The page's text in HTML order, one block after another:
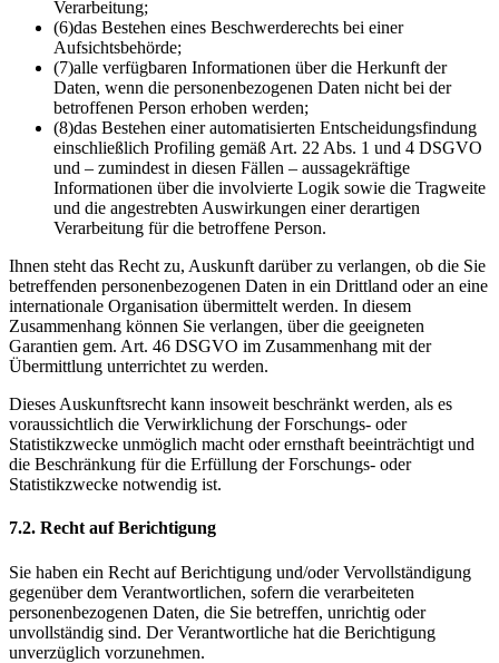
Verarbeitung;
(6)das Bestehen eines Beschwerderechts bei einer
Aufsichtsbehörde;
(7)alle verfügbaren Informationen über die Herkunft der
Daten, wenn die personenbezogenen Daten nicht bei der
betroffenen Person erhoben werden;
(8)das Bestehen einer automatisierten Entscheidungsfindung
einschließlich Profiling gemäß Art. 22 Abs. 1 und 4 DSGVO
und – zumindest in diesen Fällen – aussagekräftige
Informationen über die involvierte Logik sowie die Tragweite
und die angestrebten Auswirkungen einer derartigen
Verarbeitung für die betroffene Person.
Ihnen steht das Recht zu, Auskunft darüber zu verlangen, ob die Sie
betreffenden personenbezogenen Daten in ein Drittland oder an eine
internationale Organisation übermittelt werden. In diesem
Zusammenhang können Sie verlangen, über die geeigneten
Garantien gem. Art. 46 DSGVO im Zusammenhang mit der
Übermittlung unterrichtet zu werden.
Dieses Auskunftsrecht kann insoweit beschränkt werden, als es
voraussichtlich die Verwirklichung der Forschungs- oder
Statistikzwecke unmöglich macht oder ernsthaft beeinträchtigt und
die Beschränkung für die Erfüllung der Forschungs- oder
Statistikzwecke notwendig ist.
7.2. Recht auf Berichtigung
Sie haben ein Recht auf Berichtigung und/oder Vervollständigung
gegenüber dem Verantwortlichen, sofern die verarbeiteten
personenbezogenen Daten, die Sie betreffen, unrichtig oder
unvollständig sind. Der Verantwortliche hat die Berichtigung
unverzüglich vorzunehmen.